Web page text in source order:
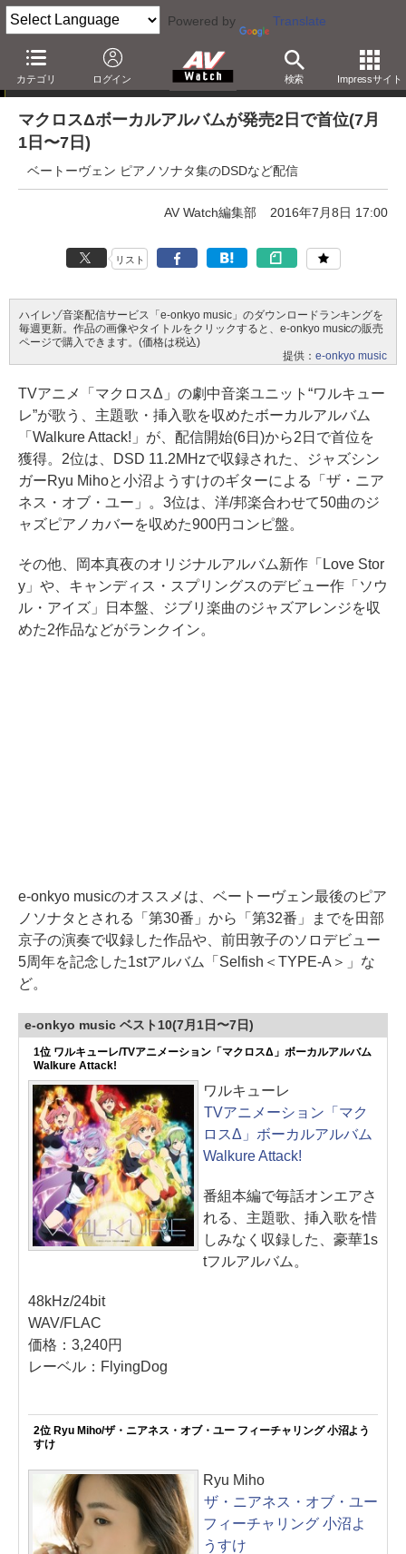
Powered by Translate
カテゴリ ログイン 検索 Impressサイト
e-onkyo music週間ハイレゾベスト10
マクロスΔボーカルアルバムが発売2日で首位(7月
1日〜7日)
ベートーヴェン ピアノソナタ集のDSDなど配信
AV Watch編集部 2016年7月8日 17:00
リスト
ハイレゾ音楽配信サービス「e-onkyo music」のダウンロードランキングを
毎週更新。作品の画像やタイトルをクリックすると、e-onkyo musicの販売
ページで購入できます。(価格は税込)
提供：e-onkyo music
TVアニメ「マクロスΔ」の劇中音楽ユニット“ワルキュー
レ”が歌う、主題歌・挿入歌を収めたボーカルアルバム
「Walkure Attack!」が、配信開始(6日)から2日で首位を
獲得。2位は、DSD 11.2MHzで収録された、ジャズシン
ガーRyu Mihoと小沼ようすけのギターによる「ザ・ニア
ネス・オブ・ユー」。3位は、洋/邦楽合わせて50曲のジ
ャズピアノカバーを収めた900円コンピ盤。
その他、岡本真夜のオリジナルアルバム新作「Love Stor
y」や、キャンディス・スプリングスのデビュー作「ソウ
ル・アイズ」日本盤、ジブリ楽曲のジャズアレンジを収
めた2作品などがランクイン。
e-onkyo musicのオススメは、ベートーヴェン最後のピア
ノソナタとされる「第30番」から「第32番」までを田部
京子の演奏で収録した作品や、前田敦子のソロデビュー
5周年を記念した1stアルバム「Selfish＜TYPE-A＞」な
ど。
e-onkyo music ベスト10(7月1日〜7日)
1位 ワルキューレ/TVアニメーション「マクロスΔ」ボーカルアルバム
Walkure Attack!
ワルキューレ
TVアニメーション「マク
ロスΔ」ボーカルアルバム
Walkure Attack!
番組本編で毎話オンエアさ
れる、主題歌、挿入歌を惜
しみなく収録した、豪華1s
tフルアルバム。
48kHz/24bit
WAV/FLAC
価格：3,240円
レーベル：FlyingDog
2位 Ryu Miho/ザ・ニアネス・オブ・ユー フィーチャリング 小沼よう
すけ
Ryu Miho
ザ・ニアネス・オブ・ユー
フィーチャリング 小沼よ
うすけ